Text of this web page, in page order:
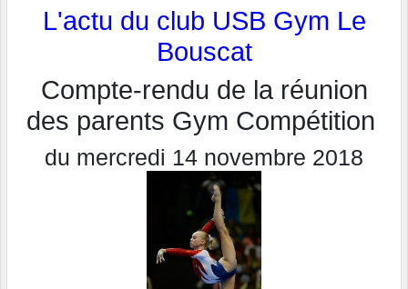
L'actu du club USB Gym Le
Bouscat
Compte-rendu de la réunion
des parents Gym Compétition
du mercredi 14 novembre 2018